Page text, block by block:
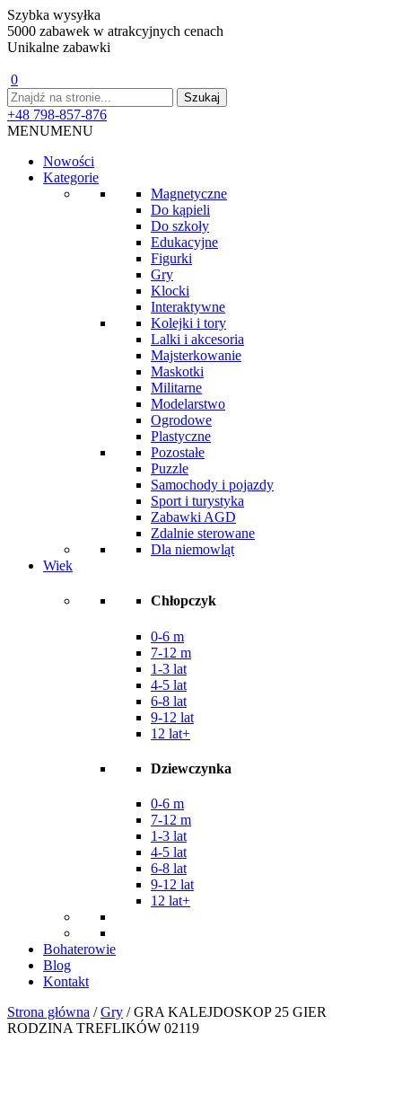
Szybka wysyłka
5000 zabawek w atrakcyjnych cenach
Unikalne zabawki
0
+48 798-857-876
MENUMENU
Nowości
Kategorie
Magnetyczne
Do kąpieli
Do szkoły
Edukacyjne
Figurki
Gry
Klocki
Interaktywne
Kolejki i tory
Lalki i akcesoria
Majsterkowanie
Maskotki
Militarne
Modelarstwo
Ogrodowe
Plastyczne
Pozostałe
Puzzle
Samochody i pojazdy
Sport i turystyka
Zabawki AGD
Zdalnie sterowane
Dla niemowląt
Wiek
Chłopczyk
0-6 m
7-12 m
1-3 lat
4-5 lat
6-8 lat
9-12 lat
12 lat+
Dziewczynka
0-6 m
7-12 m
1-3 lat
4-5 lat
6-8 lat
9-12 lat
12 lat+
Bohaterowie
Blog
Kontakt
Strona główna /Gry / GRA KALEJDOSKOP 25 GIER
RODZINA TREFLIKÓW 02119